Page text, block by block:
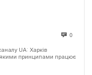
0
UA: Харків
принципами працює